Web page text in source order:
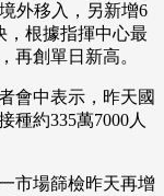
外移入，另新增6
，根據指揮中心最
再創單日新高。
會中表示，昨天國
種約335萬7000人
市場篩檢昨天再增